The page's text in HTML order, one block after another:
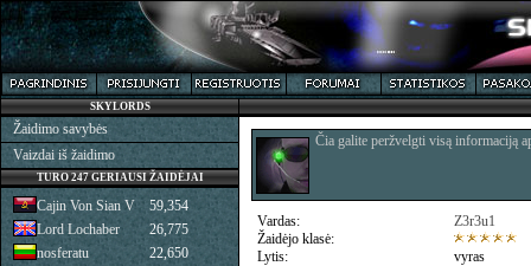
Čia galite peržvelgti visą informaciją
Vardas:
Žaidėjo klasė:
Lytis:
Z3r3u1
vyras
SKYLORDS
Žaidimo savybės
Vaizdai iš žaidimo
TURO 247 GERIAUSI ŽAIDĖJAI
Cajin Von Sian V
59,354
Lord Lochaber
26,775
nosferatu
22,650